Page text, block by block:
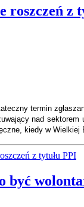
roszczeń z
termin
nad
kiedy w
z tytułu PPI
być